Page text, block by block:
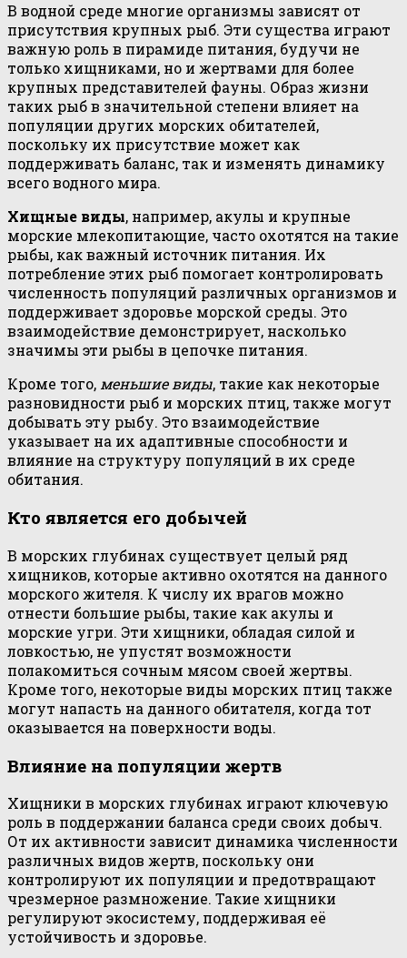
В водной среде многие организмы зависят от
присутствия крупных рыб. Эти существа играют
важную роль в пирамиде питания, будучи не
только хищниками, но и жертвами для более
крупных представителей фауны. Образ жизни
таких рыб в значительной степени влияет на
популяции других морских обитателей,
поскольку их присутствие может как
поддерживать баланс, так и изменять динамику
всего водного мира.
Хищные виды, например, акулы и крупные
морские млекопитающие, часто охотятся на такие
рыбы, как важный источник питания. Их
потребление этих рыб помогает контролировать
численность популяций различных организмов и
поддерживает здоровье морской среды. Это
взаимодействие демонстрирует, насколько
значимы эти рыбы в цепочке питания.
Кроме того,меньшие виды, такие как некоторые
разновидности рыб и морских птиц, также могут
добывать эту рыбу. Это взаимодействие
указывает на их адаптивные способности и
влияние на структуру популяций в их среде
обитания.
Кто является его добычей
В морских глубинах существует целый ряд
хищников, которые активно охотятся на данного
морского жителя. К числу их врагов можно
отнести большие рыбы, такие как акулы и
морские угри. Эти хищники, обладая силой и
ловкостью, не упустят возможности
полакомиться сочным мясом своей жертвы.
Кроме того, некоторые виды морских птиц также
могут напасть на данного обитателя, когда тот
оказывается на поверхности воды.
Влияние на популяции жертв
Хищники в морских глубинах играют ключевую
роль в поддержании баланса среди своих добыч.
От их активности зависит динамика численности
различных видов жертв, поскольку они
контролируют их популяции и предотвращают
чрезмерное размножение. Такие хищники
регулируют экосистему, поддерживая её
устойчивость и здоровье.